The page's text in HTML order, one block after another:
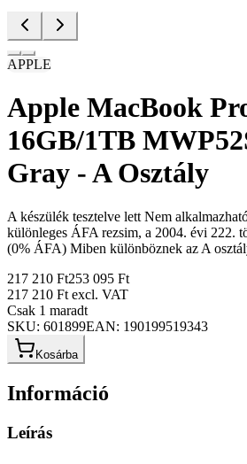
APPLE
Apple MacBook
16GB/1TB
Gray - A Osztály
A készülék tesztelve lett Nem
különleges ÁFA rezsim, a 2004. évi 222.
(0% ÁFA) Miben különböznek az A
217 210 Ft253 095 Ft
217 210 Ft excl. VAT
Csak 1 maradt
SKU: 601899EAN: 190199519343
Kosárba
Információ
Leírás